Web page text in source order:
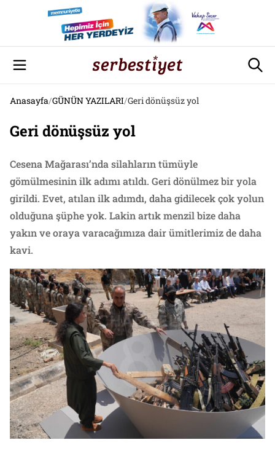
Anasayfa/GÜNÜN YAZILARI/Geri dönüşsüz yol
Geri dönüşsüz yol
Cesena Mağarası’nda silahların tümüyle
gömülmesinin ilk adımı atıldı. Geri dönülmez bir yola
girildi. Evet, atılan ilk adımdı, daha gidilecek çok yolun
olduğuna şüphe yok. Lakin artık menzil bize daha
yakın ve oraya varacağımıza dair ümitlerimiz de daha
kavi.